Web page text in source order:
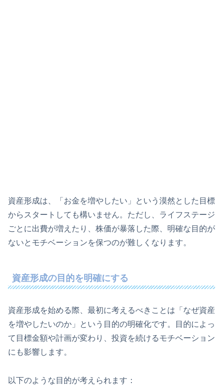
資産形成は、「お金を増やしたい」という漠然とした目標
からスタートしても構いません。ただし、ライフステージ
ごとに出費が増えたり、株価が暴落した際、明確な目的が
ないとモチベーションを保つのが難しくなります。
資産形成の目的を明確にする
資産形成を始める際、最初に考えるべきことは「なぜ資産
を増やしたいのか」という目的の明確化です。目的によっ
て目標金額や計画が変わり、投資を続けるモチベーション
にも影響します。
以下のような目的が考えられます：